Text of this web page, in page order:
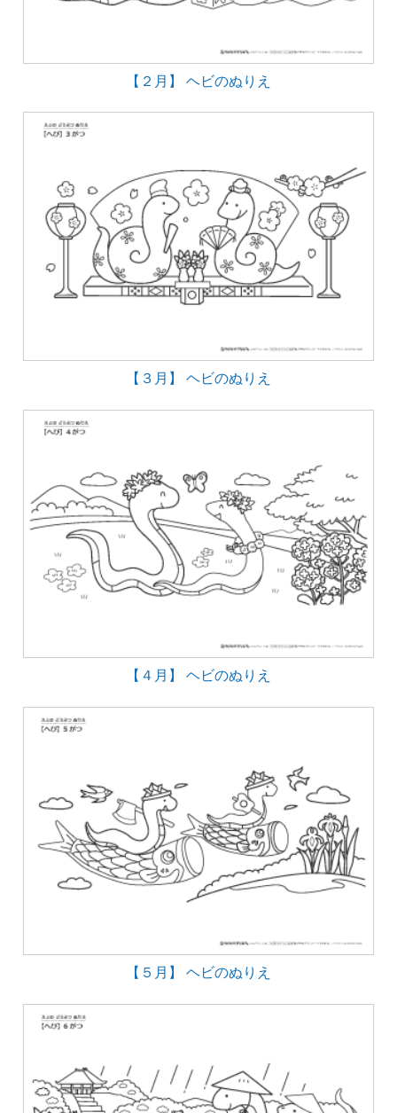
【２月】 ヘビのぬりえ
【３月】 ヘビのぬりえ
【４月】 ヘビのぬりえ
【５月】 ヘビのぬりえ